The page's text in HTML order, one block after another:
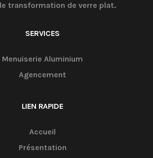
transformation de verre plat.
SERVICES
Menuiserie Aluminium
Agencement
LIEN RAPIDE
Accueil
Présentation